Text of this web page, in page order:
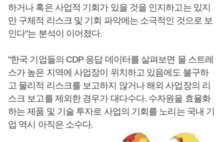
하거나 혹은 사업적 기회가 있을 것을 인지하고는 있지
만 구체적 리스크 및 기회 파악에는 소극적인 것으로 보
인다"는 분석이 이어졌다.
"한국 기업들의 CDP 응답 데이터를 살펴보면 물 스트레
스가 높은 지역에 사업장이 위치하고 있음에도 불구하
고 물리적 리스크를 보고하지 않거나 해외 사업장의 리
스크 보고를 제외한 경우가 대다수다. 수자원을 효율화
하는 제품 및 기술 투자로 사업의 기회를 노리는 국내 기
업 역시 아직은 소수다.